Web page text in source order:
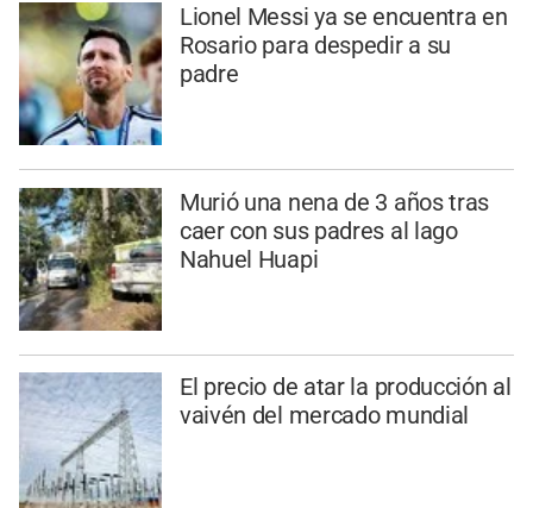
Lionel Messi ya se encuentra en
Rosario para despedir a su
padre
Murió una nena de 3 años tras
caer con sus padres al lago
Nahuel Huapi
El precio de atar la producción al
vaivén del mercado mundial